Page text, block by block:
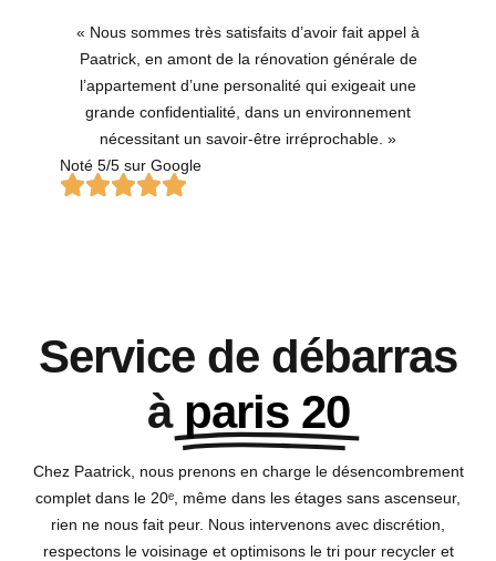
« Nous sommes très satisfaits d’avoir fait appel à
Paatrick, en amont de la rénovation générale de
l’appartement d’une personalité qui exigeait une
grande confidentialité, dans un environnement
nécessitant un savoir-être irréprochable. »
Noté 5/5 sur Google
Service de débarras
à paris 20
Chez Paatrick, nous prenons en charge le désencombrement
complet dans le 20ᵉ, même dans les étages sans ascenseur,
rien ne nous fait peur. Nous intervenons avec discrétion,
respectons le voisinage et optimisons le tri pour recycler et